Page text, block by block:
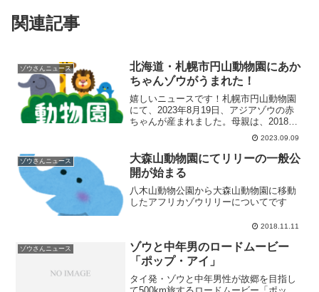
関連記事
ゾウさんニュース
北海道・札幌市円山動物園にあか
ちゃんゾウがうまれた！
嬉しいニュースです！札幌市円山動物園
にて、2023年8月19日、アジアゾウの赤
ちゃんが産まれました。母親は、2018年
11月にミャンマーより来園した「パー
ル」、父親はパールと同時に同じくミャ
ンマーより来園した「シュテイン」で
す。国内で「準間...
2023.09.09
ゾウさんニュース
大森山動物園にてリリーの一般公
開が始まる
八木山動物公園から大森山動物園に移動
したアフリカゾウリリーについてです
2018.11.11
ゾウさんニュース
ゾウと中年男のロードムービー
「ポップ・アイ」
タイ発・ゾウと中年男性が故郷を目指し